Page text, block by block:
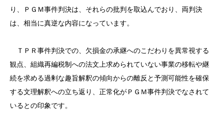
り、ＰＧＭ事件判決は、それらの批判を取込んでおり、両判決
は、相当に真逆な内容になっています。
ＴＰＲ事件判決での、欠損金の承継へのこだわりを異常視する
観点、組織再編税制への法文上求められていない事業の移転や継
続を求める過剰な趣旨解釈の傾向からの離反と予測可能性を確保
する文理解釈への立ち返り、正常化がＰＧＭ事件判決でなされて
いるとの印象です。